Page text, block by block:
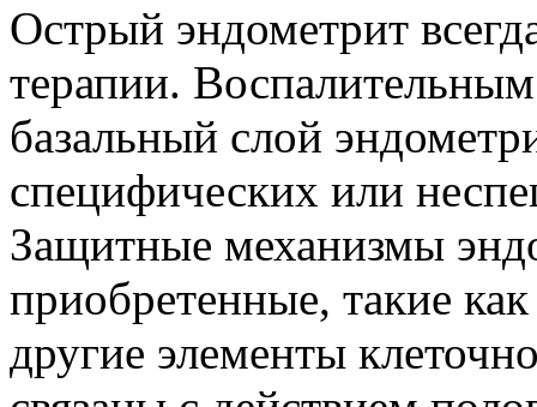
Острый эндометрит
терапии.
базальный слой
специфических или
Защитные механизмы
приобретенные, такие
другие элементы